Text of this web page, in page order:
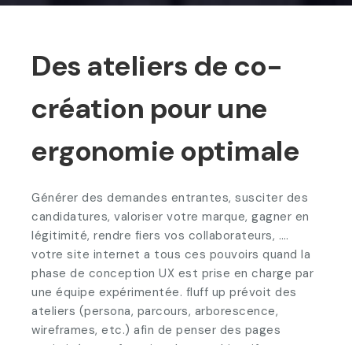
Des ateliers de co-
création pour une
ergonomie optimale
Générer des demandes entrantes, susciter des
candidatures, valoriser votre marque, gagner en
légitimité, rendre fiers vos collaborateurs, ….
votre site internet a tous ces pouvoirs quand la
phase de conception UX est prise en charge par
une équipe expérimentée. fluff up prévoit des
ateliers (persona, parcours, arborescence,
wireframes, etc.) afin de penser des pages